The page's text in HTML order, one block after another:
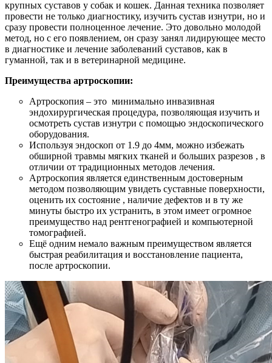
крупных суставов у собак и кошек. Данная техника позволяет
провести не только диагностику, изучить сустав изнутри, но и
сразу провести полноценное лечение. Это довольно молодой
метод, но с его появлением, он сразу занял лидирующее место
в диагностике и лечение заболеваний суставов, как в
гуманной, так и в ветеринарной медицине.
Преимущества артроскопии:
Артроскопия – это минимально инвазивная
эндохирургическая процедура, позволяющая изучить и
осмотреть сустав изнутри с помощью эндоскопического
оборудования.
Используя эндоскоп от 1.9 до 4мм, можно избежать
обширной травмы мягких тканей и больших разрезов , в
отличии от традиционных методов лечения.
Артроскопия является единственным достоверным
методом позволяющим увидеть суставные поверхности,
оценить их состояние , наличие дефектов и в ту же
минуты быстро их устранить, в этом имеет огромное
преимущество над рентгенографией и компьютерной
томографией.
Ещё одним немало важным преимуществом является
быстрая реабилитация и восстановление пациента,
после артроскопии.